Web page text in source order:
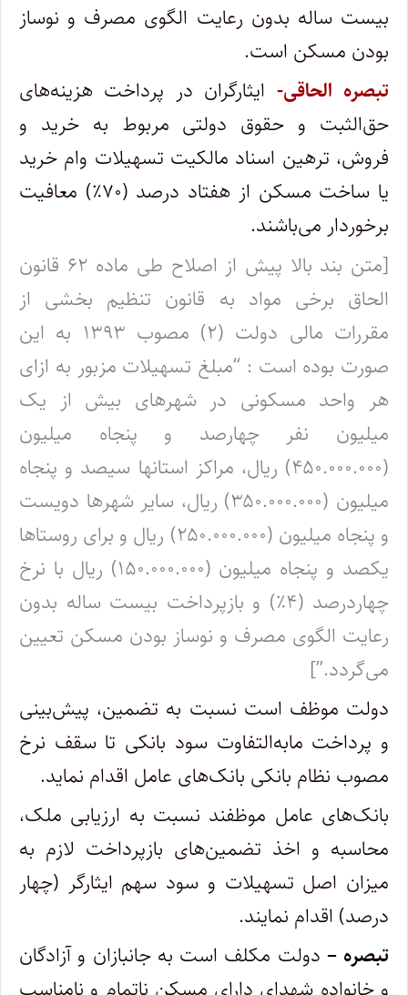
بیست ساله بدون رعایت الگوی مصرف و نوساز
بودن مسکن است.
تبصره الحاقی- ایثارگران در پرداخت هزینه‌های
حق‌الثبت و حقوق دولتی مربوط به خرید و
فروش، ترهین اسناد مالکیت تسهیلات وام خرید
یا ساخت مسکن از هفتاد درصد (۷۰٪) معافیت
برخوردار می‌باشند.
[متن بند بالا پیش از اصلاح طی ماده ۶۲
قانون
الحاق برخی مواد به قانون تنظیم بخشی از
مقررات مالی دولت (۲) مصوب ۱۳۹۳
به این
صورت بوده است : “مبلغ تسهیلات مزبور به ازای
هر واحد مسکونی در شهرهای بیش از یک
میلیون نفر چهارصد و پنجاه میلیون
(۴۵۰.۰۰۰.۰۰۰) ریال، مراکز استانها سیصد و پنجاه
میلیون (۳۵۰.۰۰۰.۰۰۰) ریال، سایر شهرها دویست
و پنجاه میلیون (۲۵۰.۰۰۰.۰۰۰) ریال و برای روستاها
یکصد و پنجاه میلیون (۱۵۰.۰۰۰.۰۰۰) ریال با نرخ
چهاردرصد (۴٪) و بازپرداخت بیست ساله بدون
رعایت الگوی مصرف و نوساز بودن مسکن تعیین
می‌گردد.”]
دولت موظف است نسبت به تضمین، پیش‌بینی
و پرداخت مابه‌التفاوت سود بانکی تا سقف نرخ
مصوب نظام بانکی بانک‌های عامل اقدام نماید.
بانک‌های عامل موظفند نسبت به ارزیابی ملک،
محاسبه و اخذ تضمین‌های بازپرداخت لازم به
میزان اصل تسهیلات و سود سهم ایثارگر (چهار
درصد) اقدام نمایند.
تبصره – دولت مکلف است به جانبازان و آزادگان